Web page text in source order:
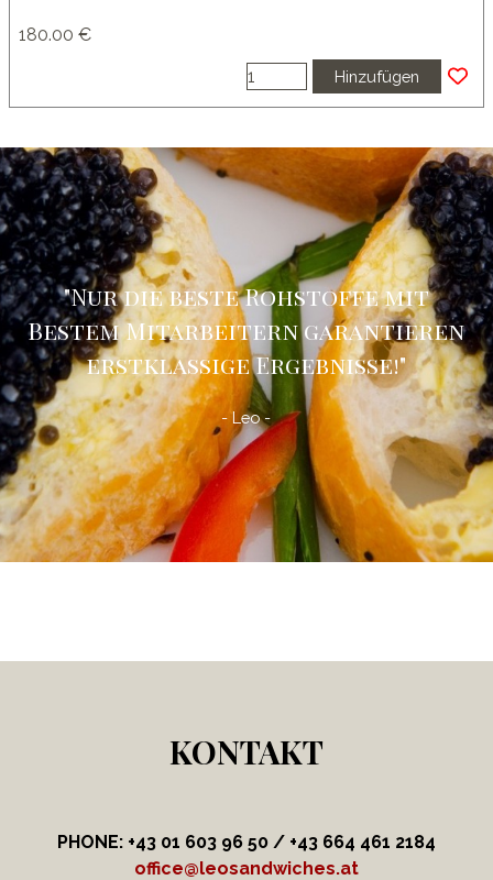
180.00 €
Hinzufügen
"Nur die beste Rohstoffe mit
Bestem Mitarbeitern garantieren
erstklassige Ergebnisse!"
- Leo -
KONTAKT
PHONE: +43 01 603 96 50 / +43 664 461 2184
office@leosandwiches.at